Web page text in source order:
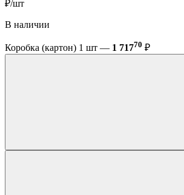
₽/шт
В наличии
Коробка (картон) 1 шт — 1 71770 ₽